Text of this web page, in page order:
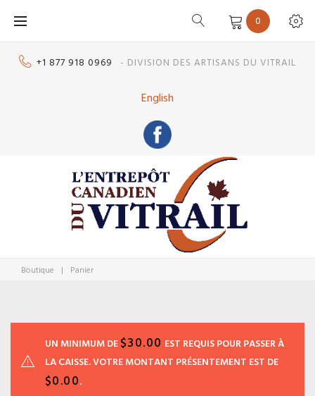
0
+1 877 918 0969 - DIVISION DES ARTISANS DU VITRAIL
English
Boutique | Panier
PANIER
UN MINIMUM DE$30.00 EST REQUIS POUR PASSER À
LA CAISSE. VOTRE MONTANT PRÉSENTEMENT EST DE
$0.00.